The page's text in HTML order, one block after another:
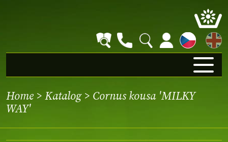
EN
Home > Katalog> Cornus kousa 'MILKY
WAY'